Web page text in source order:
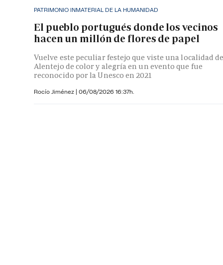
PATRIMONIO INMATERIAL DE LA HUMANIDAD
El pueblo portugués donde los vecinos
hacen un millón de flores de papel
Vuelve este peculiar festejo que viste una localidad
Alentejo de color y alegría en un evento que fue
reconocido por la Unesco en 2021
Rocío Jiménez | 06/08/2026 16:37h.